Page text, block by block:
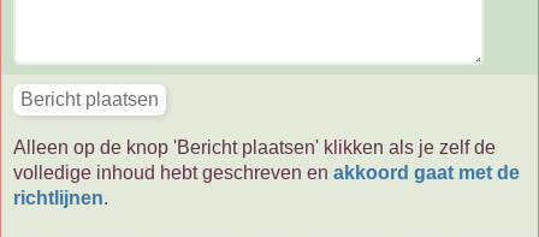
Alleen op de knop 'Bericht plaatsen' klikken als je zelf de
volledige inhoud hebt geschreven en akkoord gaat met de
richtlijnen.